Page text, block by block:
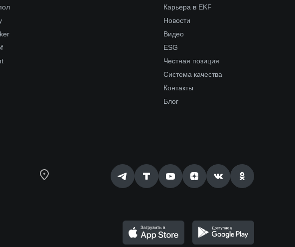
Карьера в EKF
Новости
Видео
ESG
Честная позиция
Система качества
Контакты
Блог